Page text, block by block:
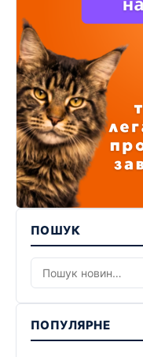
ПОШУК
ПОПУЛЯРНЕ